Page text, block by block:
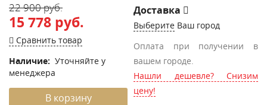
22 900 руб.
15 778 руб.
Сравнить товар
Наличие: Уточняйте у
менеджера
В корзину
Доставка
Выберите Ваш город
Оплата при получении в
вашем городе.
Нашли дешевле? Снизим
цену!